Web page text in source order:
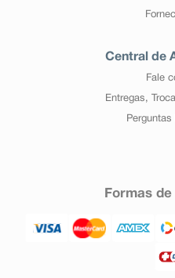
Central de
Fale
Entregas,
Perguntas
Formas